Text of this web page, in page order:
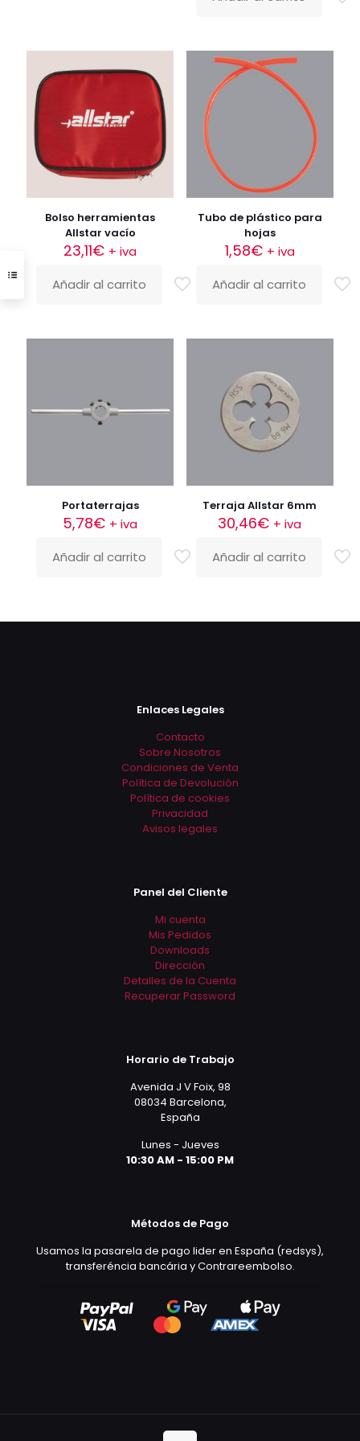
Bolso herramientas
Allstar vacío
23,11€ + iva
Añadir al carrito
Tubo de plástico para
hojas
1,58€ + iva
Añadir al carrito
Portaterrajas
5,78€ + iva
Añadir al carrito
Terraja Allstar 6mm
30,46€ + iva
Añadir al carrito
Enlaces Legales
Contacto
Sobre Nosotros
Condiciones de Venta
Política de Devolución
Política de cookies
Privacidad
Avisos legales
Panel del Cliente
Mi cuenta
Mis Pedidos
Downloads
Dirección
Detalles de la Cuenta
Recuperar Password
Horario de Trabajo
Avenida J V Foix, 98
08034 Barcelona,
España
Lunes - Jueves
10:30 AM - 15:00 PM
Métodos de Pago
Usamos la pasarela de pago lider en España (redsys),
transferéncia bancária y Contrareembolso.